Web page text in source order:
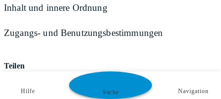
Inhalt und innere Ordnung
Zugangs- und Benutzungsbestimmungen
Teilen
Hilfe Suche Navigation